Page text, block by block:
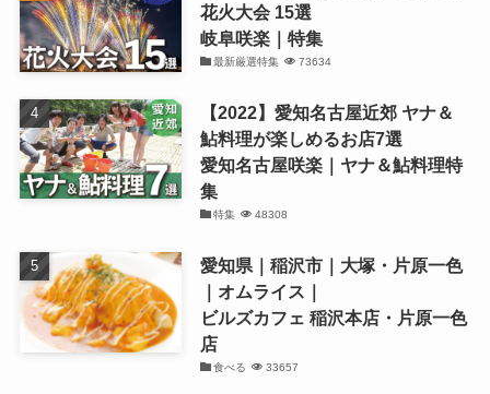
花火大会 15選
岐阜咲楽｜特集
最新厳選特集 73634
【2022】愛知名古屋近郊 ヤナ＆
鮎料理が楽しめるお店7選
愛知名古屋咲楽｜ヤナ＆鮎料理特
集
特集 48308
愛知県｜稲沢市｜大塚・片原一色
｜オムライス｜
ビルズカフェ 稲沢本店・片原一色
店
食べる 33657